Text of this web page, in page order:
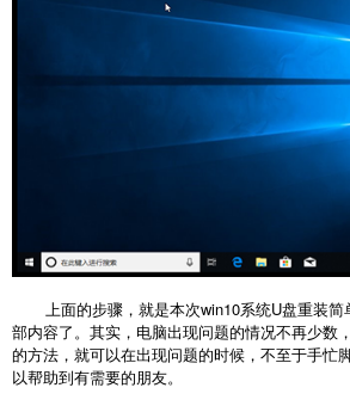
上面的步骤，就是本次win10系统U盘重装简
部内容了。其实，电脑出现问题的情况不再少数
的方法，就可以在出现问题的时候，不至于手忙
以帮助到有需要的朋友。